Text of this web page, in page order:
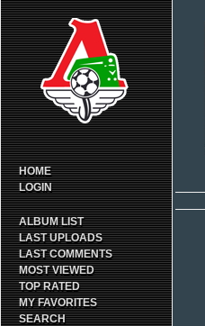
HOME
LOGIN
ALBUM LIST
LAST UPLOADS
LAST COMMENTS
MOST VIEWED
TOP RATED
MY FAVORITES
SEARCH